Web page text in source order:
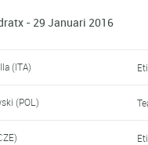
- 29 Januari 2016
(ITA)
(POL)